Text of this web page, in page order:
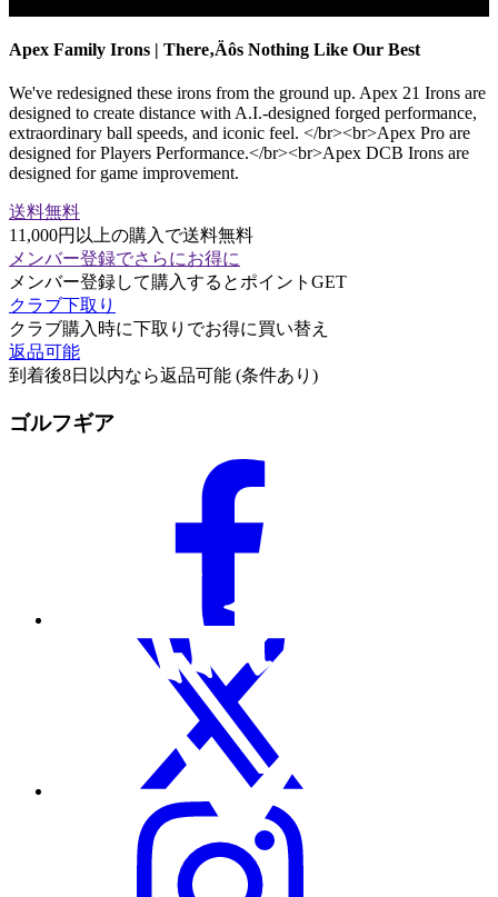
Apex Family Irons | There‚Äôs Nothing Like Our Best
We've redesigned these irons from the ground up. Apex 21 Irons are
designed to create distance with A.I.-designed forged performance,
extraordinary ball speeds, and iconic feel. </br><br>Apex Pro are
designed for Players Performance.</br><br>Apex DCB Irons are
designed for game improvement.
送料無料
11,000円以上の購入で送料無料
メンバー登録でさらにお得に
メンバー登録して購入するとポイントGET
クラブ下取り
クラブ購入時に下取りでお得に買い替え
返品可能
到着後8日以内なら返品可能 (条件あり)
ゴルフギア